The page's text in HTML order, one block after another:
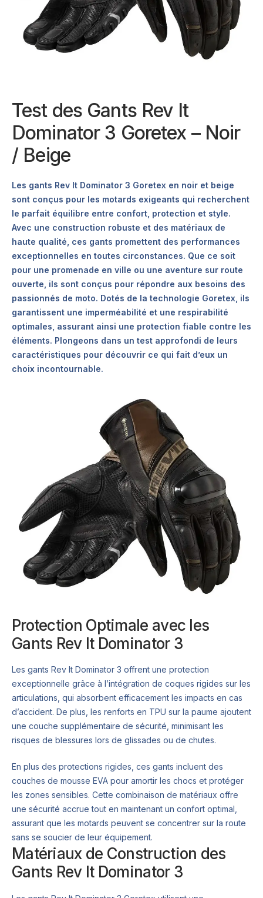
Test des Gants Rev It
Dominator 3 Goretex – Noir
/ Beige
Les gants Rev It Dominator 3 Goretex en noir et beige
sont conçus pour les motards exigeants qui recherchent
le parfait équilibre entre confort, protection et style.
Avec une construction robuste et des matériaux de
haute qualité, ces gants promettent des performances
exceptionnelles en toutes circonstances. Que ce soit
pour une promenade en ville ou une aventure sur route
ouverte, ils sont conçus pour répondre aux besoins des
passionnés de moto. Dotés de la technologie Goretex, ils
garantissent une imperméabilité et une respirabilité
optimales, assurant ainsi une protection fiable contre les
éléments. Plongeons dans un test approfondi de leurs
caractéristiques pour découvrir ce qui fait d’eux un
choix incontournable.
Protection Optimale avec les
Gants Rev It Dominator 3
Les gants Rev It Dominator 3 offrent une protection
exceptionnelle grâce à l’intégration de coques rigides sur les
articulations, qui absorbent efficacement les impacts en cas
d’accident. De plus, les renforts en TPU sur la paume ajoutent
une couche supplémentaire de sécurité, minimisant les
risques de blessures lors de glissades ou de chutes.
En plus des protections rigides, ces gants incluent des
couches de mousse EVA pour amortir les chocs et protéger
les zones sensibles. Cette combinaison de matériaux offre
une sécurité accrue tout en maintenant un confort optimal,
assurant que les motards peuvent se concentrer sur la route
sans se soucier de leur équipement.
Matériaux de Construction des
Gants Rev It Dominator 3